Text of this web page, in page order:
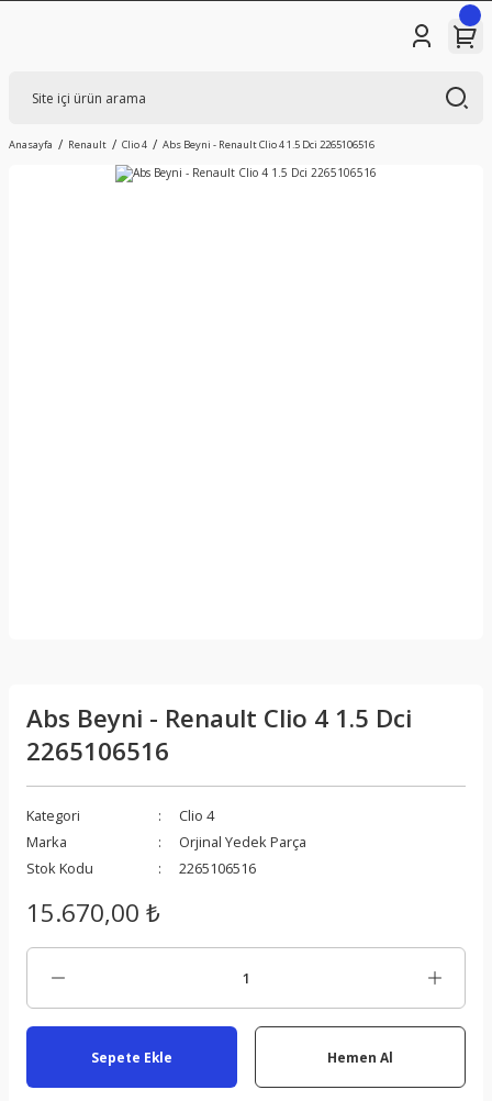
Anasayfa Renault Clio 4 Abs Beyni - Renault Clio 4 1.5 Dci 2265106516
Abs Beyni - Renault Clio 4 1.5 Dci
2265106516
Kategori
Clio 4
Marka
Orjinal Yedek Parça
Stok Kodu
2265106516
15.670,00 ₺
Sepete Ekle Hemen Al